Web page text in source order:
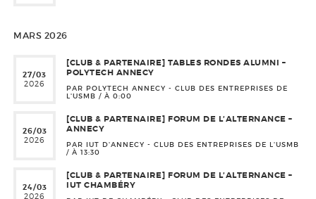
MARS 2026
27/03
2026
[CLUB & PARTENAIRE] TABLES RONDES ALUMNI –
POLYTECH ANNECY
PAR POLYTECH ANNECY - CLUB DES ENTREPRISES DE
L'USMB / À 0:00
26/03
2026
[CLUB & PARTENAIRE] FORUM DE L’ALTERNANCE –
ANNECY
PAR IUT D'ANNECY - CLUB DES ENTREPRISES DE L'USMB
/ À 13:30
24/03
2026
[CLUB & PARTENAIRE] FORUM DE L’ALTERNANCE –
IUT CHAMBÉRY